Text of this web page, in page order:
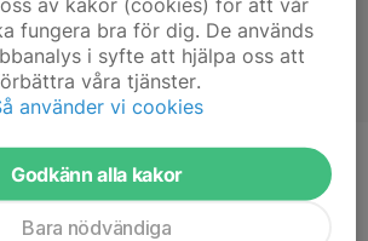
Tränare
54 år
fungera bra för dig. De används
i syfte att hjälpa oss att
våra tjänster.
använder vi cookies
Godkänn alla kakor
Bara nödvändiga